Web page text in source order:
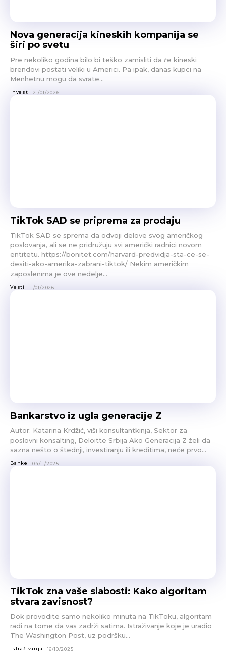
Nova generacija kineskih kompanija se
širi po svetu
Pre nekoliko godina bilo bi teško zamisliti da će kineski
brendovi postati veliki u Americi. Pa ipak, danas kupci na
Menhetnu mogu da svrate...
Invest 21/01/2026
TikTok SAD se priprema za prodaju
TikTok SAD se sprema da odvoji delove svog američkog
poslovanja, ali se ne pridružuju svi američki radnici novom
entitetu. https://bonitet.com/harvard-predvidja-sta-ce-se-
desiti-ako-amerika-zabrani-tiktok/ Nekim američkim
zaposlenima je ove nedelje...
Vesti 11/01/2026
Bankarstvo iz ugla generacije Z
Autor: Katarina Krdžić, viši konsultantkinja, Sektor za
poslovni konsalting, Deloitte Srbija Ako Generacija Z želi da
sazna nešto o štednji, investiranju ili kreditima, neće prvo...
Banke 04/11/2025
TikTok zna vaše slabosti: Kako algoritam
stvara zavisnost?
Dok provodite samo nekoliko minuta na TikToku, algoritam
radi na tome da vas zadrži satima. Istraživanje koje je uradio
The Washington Post, uz podršku...
Istraživanja 16/10/2025